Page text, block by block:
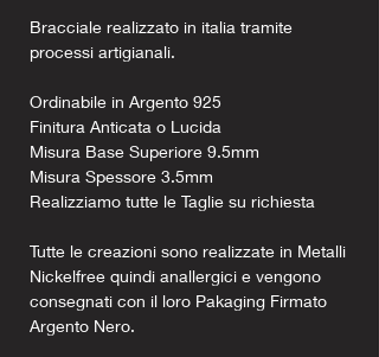
Bracciale realizzato in italia tramite
processi artigianali.
Ordinabile in Argento 925
Finitura Anticata o Lucida
Misura Base Superiore 9.5mm
Misura Spessore 3.5mm
Realizziamo tutte le Taglie su richiesta
Tutte le creazioni sono realizzate in Metalli
Nickelfree quindi anallergici e vengono
consegnati con il loro Pakaging Firmato
Argento Nero.